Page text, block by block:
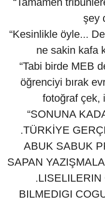
şey
“Kesinlikle öyle...
ne sakin kafa
“Tabi birde MEB
öğrenciyi bırak
fotoğraf çek,
“SONUNA
.TÜRKİYE
ABUK SABUK
SAPAN
BILMEDIGI